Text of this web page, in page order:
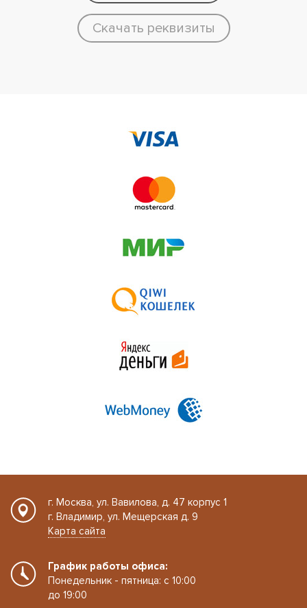
Скачать реквизиты
г. Москва, ул. Вавилова, д. 47 корпус 1
г. Владимир, ул. Мещерская д. 9
Карта сайта
График работы офиса:
Понедельник - пятница: с 10:00
до 19:00